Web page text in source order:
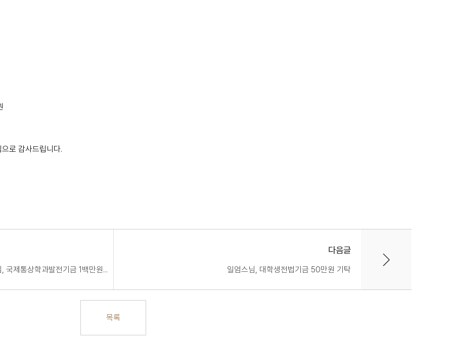
로 감사드립니다.
이성문(국제통상현장탐색팀12명일동)님, 국제통상학과발전기금 1백만원 기탁
다음글
일엄스님, 대학생전법기금 50만원 기탁
목록